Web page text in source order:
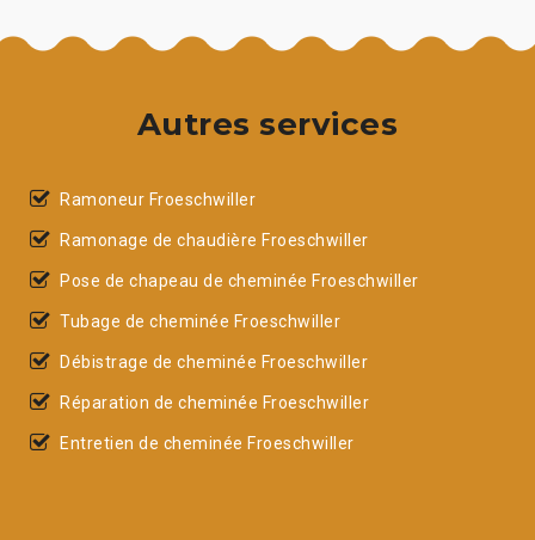
Autres services
Ramoneur Froeschwiller
Ramonage de chaudière Froeschwiller
Pose de chapeau de cheminée Froeschwiller
Tubage de cheminée Froeschwiller
Débistrage de cheminée Froeschwiller
Réparation de cheminée Froeschwiller
Entretien de cheminée Froeschwiller